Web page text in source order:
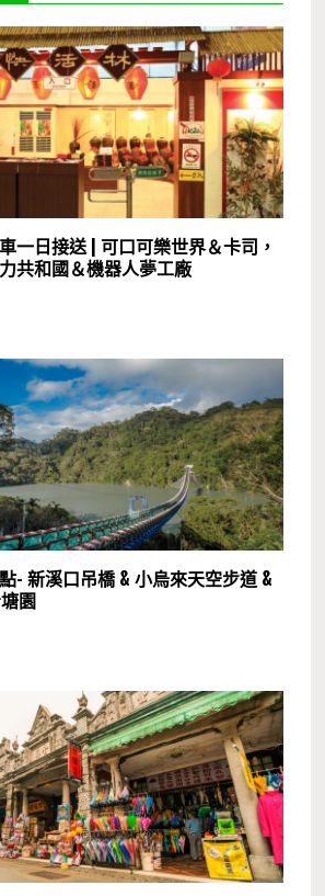
一日接送 | 可口可樂世界＆卡司，
共和國＆機器人夢工廠
- 新溪口吊橋 & 小烏來天空步道 &
園